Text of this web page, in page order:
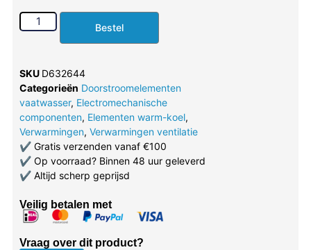
Bestel
SKU D632644
Categorieën Doorstroomelementen
vaatwasser, Electromechanische
componenten, Elementen warm-koel,
Verwarmingen, Verwarmingen ventilatie
✔Gratis verzenden vanaf €100
✔Op voorraad? Binnen 48 uur geleverd
✔Altijd scherp geprijsd
Veilig betalen met
Vraag over dit product?